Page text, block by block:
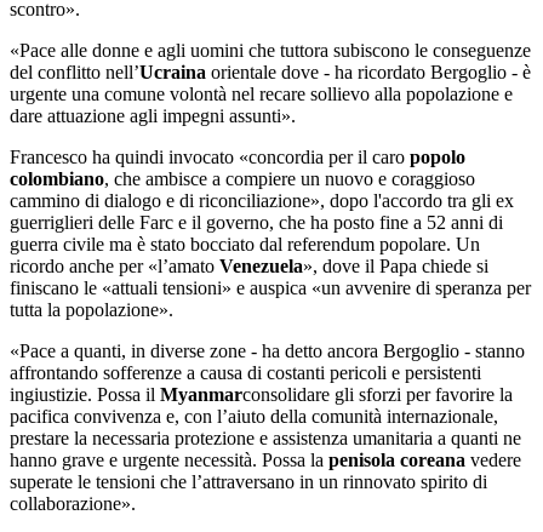
scontro».
«Pace alle donne e agli uomini che tuttora subiscono le conseguenze
del conflitto nell’Ucraina orientale dove - ha ricordato Bergoglio - è
urgente una comune volontà nel recare sollievo alla popolazione e
dare attuazione agli impegni assunti».
Francesco ha quindi invocato «concordia per il caro popolo
colombiano, che ambisce a compiere un nuovo e coraggioso
cammino di dialogo e di riconciliazione», dopo l'accordo tra gli ex
guerriglieri delle Farc e il governo, che ha posto fine a 52 anni di
guerra civile ma è stato bocciato dal referendum popolare. Un
ricordo anche per «l’amato Venezuela», dove il Papa chiede si
finiscano le «attuali tensioni» e auspica «un avvenire di speranza per
tutta la popolazione».
«Pace a quanti, in diverse zone - ha detto ancora Bergoglio - stanno
affrontando sofferenze a causa di costanti pericoli e persistenti
ingiustizie. Possa il Myanmarconsolidare gli sforzi per favorire la
pacifica convivenza e, con l’aiuto della comunità internazionale,
prestare la necessaria protezione e assistenza umanitaria a quanti ne
hanno grave e urgente necessità. Possa la penisola coreana vedere
superate le tensioni che l’attraversano in un rinnovato spirito di
collaborazione».